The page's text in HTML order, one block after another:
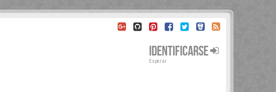
IDENTIFICARSE
Esperar